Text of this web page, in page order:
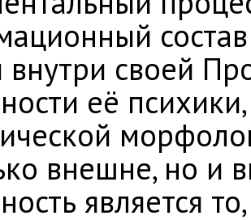
своей
её
внешне, но и
является